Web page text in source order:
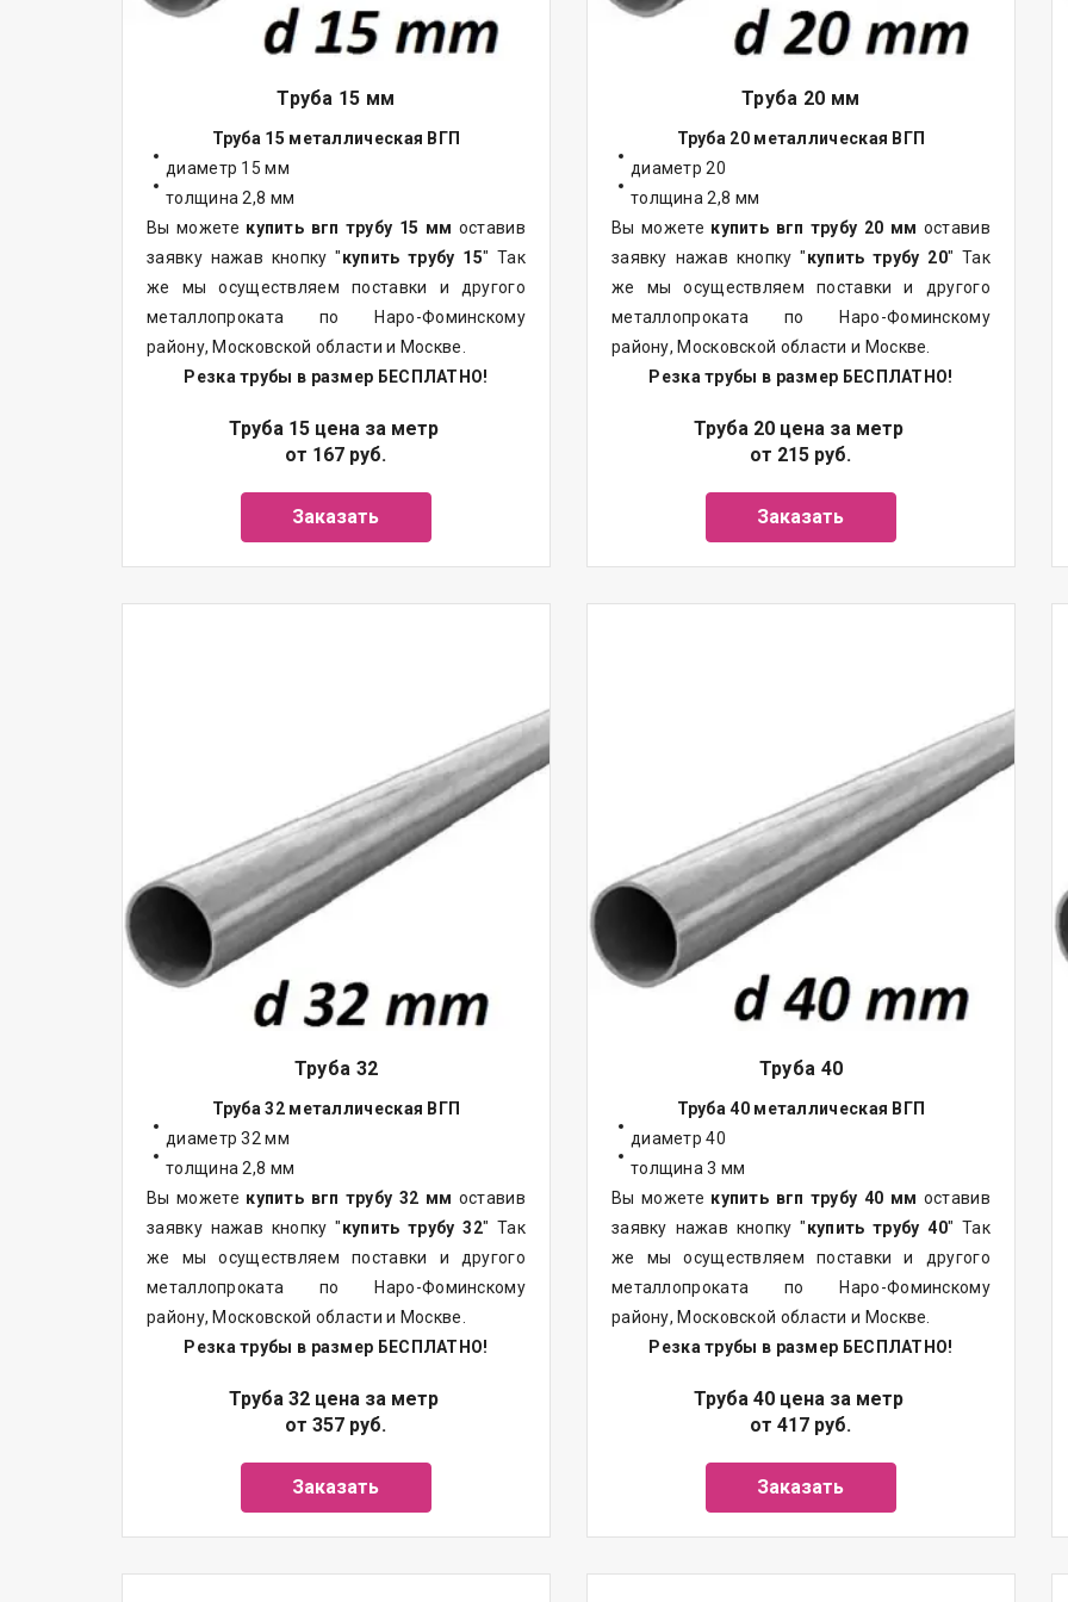
Труба 15 мм
Труба 15 металлическая ВГП
диаметр 15 мм
толщина 2,8 мм
Вы можете купить вгп трубу 15 мм оставив
заявку нажав кнопку "купить трубу 15" Так
же мы осуществляемпоставки и другого
металлопроката по Наро-Фоминскому
району, Московской области и Москве.
Резка трубы в размер БЕСПЛАТНО!
Труба 15 цена за метр
от 167 руб.
Заказать
Труба 20 мм
Труба 20 металлическая ВГП
диаметр 20
толщина 2,8 мм
Вы можете купить вгп трубу 20 мм оставив
заявку нажав кнопку "купить трубу 20" Так
же мы осуществляем поставки и другого
металлопроката по Наро-Фоминскому
району, Московской области и Москве.
Резка трубы в размер БЕСПЛАТНО!
Труба 20 цена за метр
от 215 руб.
Заказать
Труба 32
Труба 32 металлическая ВГП
диаметр 32 мм
толщина 2,8 мм
Вы можете купить вгп трубу 32 мм оставив
заявку нажав кнопку "купить трубу 32" Так
же мы осуществляемпоставки и другого
металлопроката по Наро-Фоминскому
району, Московской области и Москве.
Резка трубы в размер БЕСПЛАТНО!
Труба 32 цена за метр
от 357 руб.
Заказать
Труба 40
Труба 40 металлическая ВГП
диаметр 40
толщина 3 мм
Вы можете купить вгп трубу 40 мм оставив
заявку нажав кнопку "купить трубу 40" Так
же мы осуществляем поставки и другого
металлопроката по Наро-Фоминскому
району, Московской области и Москве.
Резка трубы в размер БЕСПЛАТНО!
Труба 40 цена за метр
от 417 руб.
Заказать